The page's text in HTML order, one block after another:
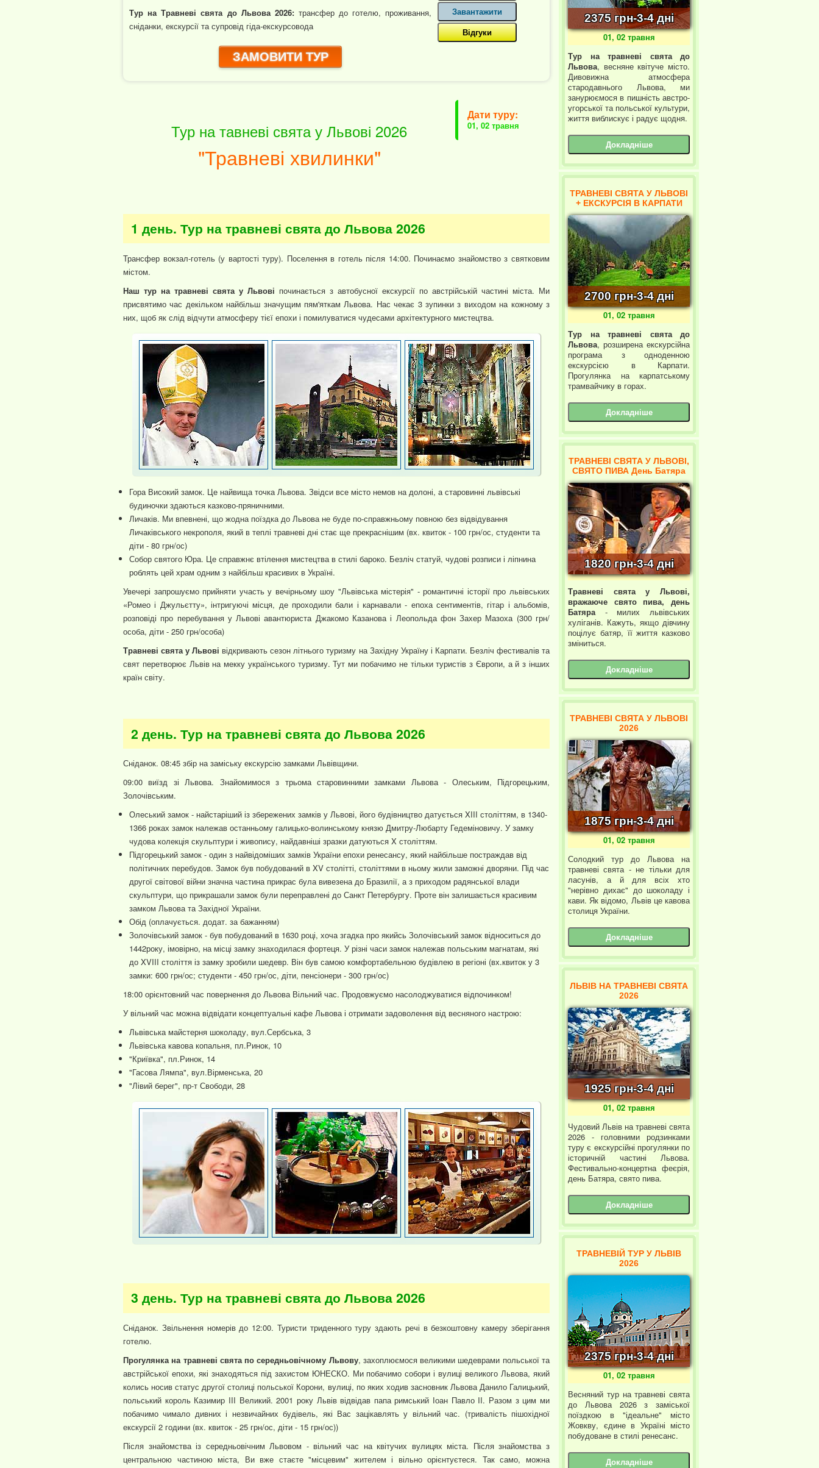
Тур на Травневі свята до Львова 2026: трансфер до готелю, проживання,
сніданки, екскурсії та супровід гіда-екскурсовода
ЗАМОВИТИ ТУР
Завантажити
Відгуки
Дати туру:
01, 02 травня
Тур на тавневі свята у Львові 2026
"Травневі хвилинки"
1 день. Тур на травневі свята до Львова 2026
Трансфер вокзал-готель (у вартості туру). Поселення в готель після 14:00. Починаємо знайомство з святковим
містом.
Наш тур на травневі свята у Львові починається з автобусної екскурсії по австрійській частині міста. Ми
присвятимо час декільком найбільш значущим пям'яткам Львова. Нас чекає 3 зупинки з виходом на кожному з
них, щоб як слід відчути атмосферу тієї епохи і помилуватися чудесами архітектурного мистецтва.
Гора Високий замок. Це найвища точка Львова. Звідси все місто немов на долоні, а старовинні львівські
будиночки здаються казково-пряничними.
Личаків. Ми впевнені, що жодна поїздка до Львова не буде по-справжньому повною без відвідування
Личаківського некрополя, який в теплі травневі дні стає ще прекраснішим (вх. квиток - 100 грн/ос, студенти та
діти - 80 грн/ос)
Собор святого Юра. Це справжнє втілення мистецтва в стилі бароко. Безліч статуй, чудові розписи і ліпнина
роблять цей храм одним з найбільш красивих в Україні.
Увечері запрошуємо прийняти участь у вечірньому шоу "Львівська містерія" - романтичні історії про львівських
«Ромео і Джульєтту», інтригуючі місця, де проходили бали і карнавали - епоха сентиментів, гітар і альбомів,
розповіді про перебування у Львові авантюриста Джакомо Казанова і Леопольда фон Захер Мазоха (300 грн/
особа, діти - 250 грн/особа)
Травневі свята у Львові відкривають сезон літнього туризму на Західну Україну і Карпати. Безліч фестивалів та
свят перетворює Львів на мекку українського туризму. Тут ми побачимо не тільки туристів з Європи, а й з інших
країн світу.
2 день. Тур на травневі свята до Львова 2026
Сніданок. 08:45 збір на заміську екскурсію замками Львівщини.
09:00 виїзд зі Львова. Знайомимося з трьома старовинними замками Львова - Олеським, Підгорецьким,
Золочівським.
Олеський замок - найстаріший із збережених замків у Львові, його будівництво датується XIII століттям, в 1340-
1366 роках замок належав останньому галицько-волинському князю Дмитру-Любарту Гедеміновичу. У замку
чудова колекція скульптури і живопису, найдавніші зразки датуються X століттям.
Підгорецький замок - один з найвідоміших замків України епохи ренесансу, який найбільше постраждав від
політичних перебудов. Замок був побудований в XV столітті, століттями в ньому жили заможні дворяни. Під час
другої світової війни значна частина прикрас була вивезена до Бразилії, а з приходом радянської влади
скульптури, що прикрашали замок були переправлені до Санкт Петербургу. Проте він залишається красивим
замком Львова та Західної України.
Обід (оплачується. додат. за бажанням)
Золочівський замок - був побудований в 1630 році, хоча згадка про якийсь Золочівський замок відноситься до
1442року, імовірно, на місці замку знаходилася фортеця. У різні часи замок належав польським магнатам, які
до XVIII століття із замку зробили шедевр. Він був самою комфортабельною будівлею в регіоні (вх.квиток у 3
замки: 600 грн/ос; студенти - 450 грн/ос, діти, пенсіонери - 300 грн/ос)
18:00 орієнтовний час повернення до Львова Вільний час. Продовжуємо насолоджуватися відпочинком!
У вільний час можна відвідати концептуальні кафе Львова і отримати задоволення від весняного настрою:
Львівська майстерня шоколаду, вул.Сербська, 3
Львівська кавова копальня, пл.Ринок, 10
"Криївка", пл.Ринок, 14
"Гасова Лямпа", вул.Вірменська, 20
"Лівий берег", пр-т Свободи, 28
3 день. Тур на травневі свята до Львова 2026
Сніданок. Звільнення номерів до 12:00. Туристи триденного туру здають речі в безкоштовну камеру зберігання
готелю.
Прогулянка на травневі свята по середньовічному Львову, захоплюємося великими шедеврами польської та
австрійської епохи, які знаходяться під захистом ЮНЕСКО. Ми побачимо собори і вулиці великого Львова, який
колись носив статус другої столиці польської Корони, вулиці, по яких ходив засновник Львова Данило Галицький,
польський король Казимир III Великий. 2001 року Львів відвідав папа римський Іоан Павло II. Разом з цим ми
побачимо чимало дивних і незвичайних будівель, які Вас зацікавлять у вільний час. (тривалість пішохідної
екскурсії 2 години (вх. квиток - 25 грн/ос, діти - 15 грн/ос))
Після знайомства із середньовічним Львовом - вільний час на квітучих вулицях міста. Після знайомства з
центральною частиною міста, Ви вже стаєте "місцевим" жителем і вільно орієнтуєтеся. Так само, можна
2375 грн-3-4 дні
01, 02 травня
Тур на травневі свята до
Львова, весняне квітуче місто.
Дивовижна атмосфера
стародавнього Львова, ми
занурюємося в пишність австро-
угорської та польської культури,
життя виблискує і радує щодня.
Докладніше
ТРАВНЕВІ СВЯТА У ЛЬВОВІ
+ ЕКСКУРСІЯ В КАРПАТИ
2700 грн-3-4 дні
01, 02 травня
Тур на травневі свята до
Львова, розширена екскурсійна
програма з одноденною
екскурсією в Карпати.
Прогулянка на карпатському
трамвайчику в горах.
Докладніше
ТРАВНЕВІ СВЯТА У ЛЬВОВІ,
СВЯТО ПИВА День Батяра
1820 грн-3-4 дні
Травневі свята у Львові,
вражаюче свято пива, день
Батяра - милих львівських
хуліганів. Кажуть, якщо дівчину
поцілує батяр, її життя казково
зміниться.
Докладніше
ТРАВНЕВІ СВЯТА У ЛЬВОВІ
2026
1875 грн-3-4 дні
01, 02 травня
Солодкий тур до Львова на
травневі свята - не тільки для
ласунів, а й для всіх хто
"нерівно дихає" до шоколаду і
кави. Як відомо, Львів це кавова
столиця України.
Докладніше
ЛЬВІВ НА ТРАВНЕВІ СВЯТА
2026
1925 грн-3-4 дні
01, 02 травня
Чудовий Львів на травневі свята
2026 - головними родзинками
туру є екскурсійні прогулянки по
історичній частині Львова.
Фестивально-концертна феєрія,
день Батяра, свято пива.
Докладніше
ТРАВНЕВІЙ ТУР У ЛЬВІВ
2026
2375 грн-3-4 дні
01, 02 травня
Весняний тур на травневі свята
до Львова 2026 з заміської
поїздкою в "ідеальне" місто
Жовкву, єдине в Україні місто
побудоване в стилі ренесанс.
Докладніше